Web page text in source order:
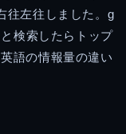
往左往しました。g
検索したらトップ
語の情報量の違い